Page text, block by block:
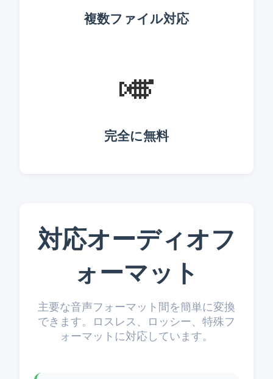
複数ファイル対応
🎺
完全に無料
対応オーディオフ
ォーマット
主要な音声フォーマット間を簡単に変換
できます。ロスレス、ロッシー、特殊フ
ォーマットに対応しています。